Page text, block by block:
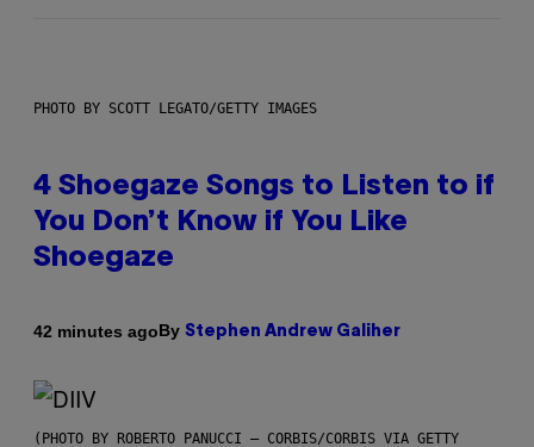
PHOTO BY SCOTT LEGATO/GETTY IMAGES
4 Shoegaze Songs to Listen to if
You Don’t Know if You Like
Shoegaze
42 minutes agoBy Stephen Andrew Galiher
(PHOTO BY ROBERTO PANUCCI – CORBIS/CORBIS VIA GETTY